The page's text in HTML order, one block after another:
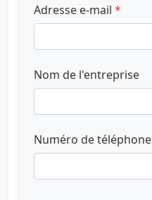
Adresse e-mail *
Nom de l'entreprise
Numéro de téléphone